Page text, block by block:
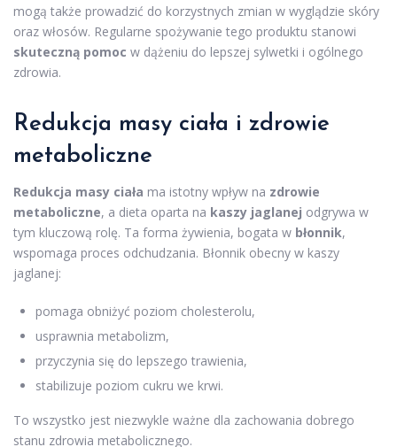
mogą także prowadzić do korzystnych zmian w wyglądzie skóry
oraz włosów. Regularne spożywanie tego produktu stanowi
skuteczną pomoc w dążeniu do lepszej sylwetki i ogólnego
zdrowia.
Redukcja masy ciała i zdrowie
metaboliczne
Redukcja masy ciała ma istotny wpływ na zdrowie
metaboliczne, a dieta oparta na kaszy jaglanej odgrywa w
tym kluczową rolę. Ta forma żywienia, bogata w błonnik,
wspomaga proces odchudzania. Błonnik obecny w kaszy
jaglanej:
pomaga obniżyć poziom cholesterolu,
usprawnia metabolizm,
przyczynia się do lepszego trawienia,
stabilizuje poziom cukru we krwi.
To wszystko jest niezwykle ważne dla zachowania dobrego
stanu zdrowia metabolicznego.